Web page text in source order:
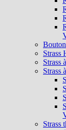
Strass
Strass
Strass
Strass